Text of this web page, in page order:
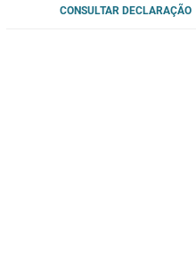
CONSULTAR DECLARAÇÃO